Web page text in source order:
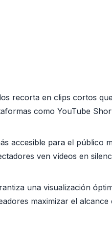
recorta en clips cortos
como YouTube
accesible para el público
ven vídeos en
una visualización
maximizar el alcance